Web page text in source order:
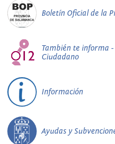
Boletín Oficial de la
También te informa -
Ciudadano
Información
Ayudas y